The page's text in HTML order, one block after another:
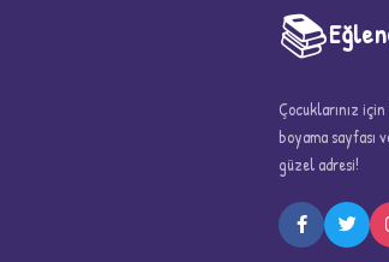
5
📚
Çocuklarınız
boyama sayfası
güzel adresi!